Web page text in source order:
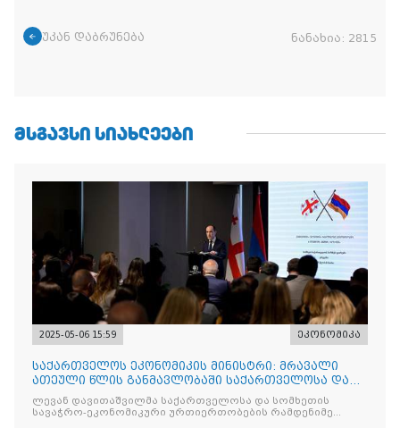
უკან დაბრუნება ნანახია: 2815
ᲛᲡᲒᲐᲕᲡᲘ ᲡᲘᲐᲮᲚᲔᲔᲑᲘ
2025-05-06 15:59 ეკონომიკა
საქართველოს ეკონომიკის მინისტრი: მრავალი
ათეული წლის განმავლობაში საქართველოსა და
სომხეთს შორის მეგო
ლევან დავითაშვილმა საქართველოსა და სომხეთის
სავაჭრო-ეკონომიკური ურთიერთობების რამდენიმე